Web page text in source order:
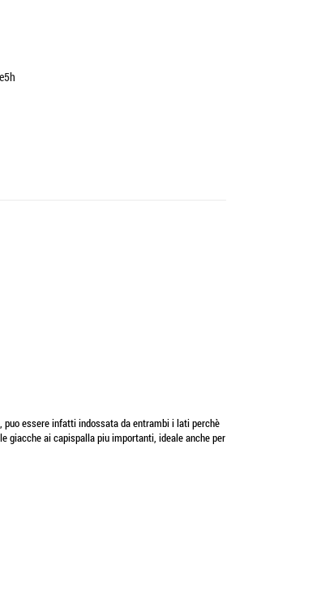
essere infatti indossata da entrambi i lati perchè
giacche ai capispalla piu importanti, ideale anche per